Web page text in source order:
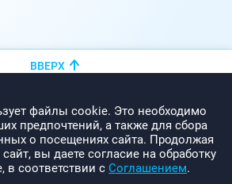
файлы cookie. Это необходимо
предпочтений, а также для сбора
о посещениях сайта. Продолжая
вы даете согласие на обработку
в соответствии с Соглашением.
ВВЕРХ
webcom.by